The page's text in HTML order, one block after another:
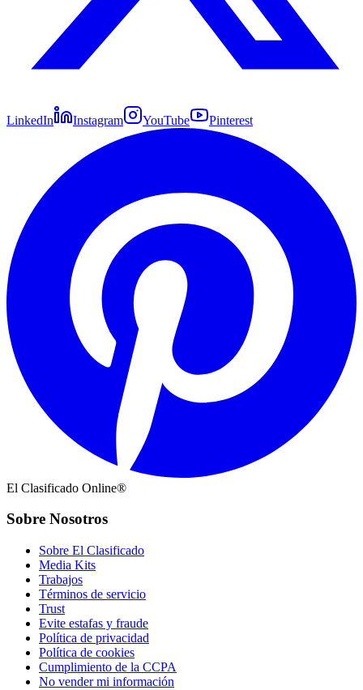
LinkedIn Instagram YouTube Pinterest
El Clasificado Online®
Sobre Nosotros
Sobre El Clasificado
Media Kits
Trabajos
Términos de servicio
Trust
Evite estafas y fraude
Política de privacidad
Política de cookies
Cumplimiento de la CCPA
No vender mi información